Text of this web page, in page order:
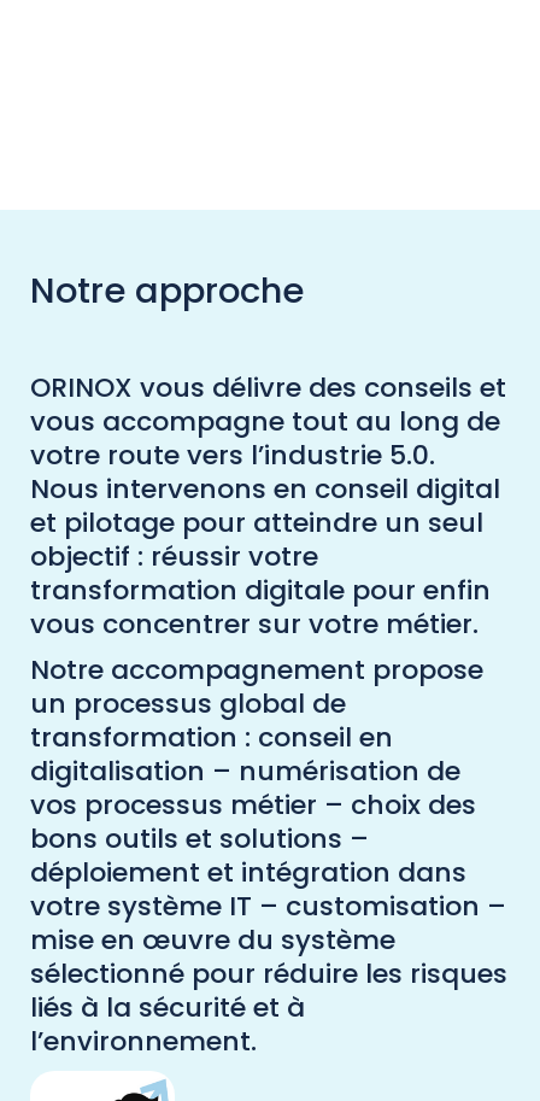
Notre approche
ORINOX vous délivre des conseils et
vous accompagne tout au long de
votre route vers l’industrie 5.0.
Nous intervenons en conseil digital
et pilotage pour atteindre un seul
objectif : réussir votre
transformation digitale pour enfin
vous concentrer sur votre métier.
Notre accompagnement propose
un processus global de
transformation : conseil en
digitalisation – numérisation de
vos processus métier – choix des
bons outils et solutions –
déploiement et intégration dans
votre système IT – customisation –
mise en œuvre du système
sélectionné pour réduire les risques
liés à la sécurité et à
l’environnement.